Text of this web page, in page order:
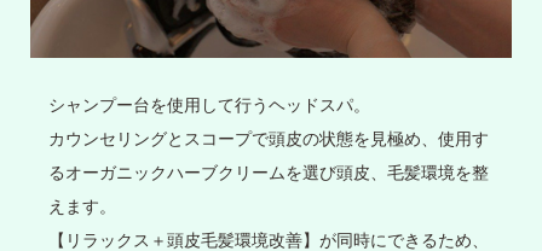
シャンプー台を使用して行うヘッドスパ。
カウンセリングとスコープで頭皮の状態を見極め、使用す
るオーガニックハーブクリームを選び頭皮、毛髪環境を整
えます。
【リラックス＋頭皮毛髪環境改善】が同時にできるため、